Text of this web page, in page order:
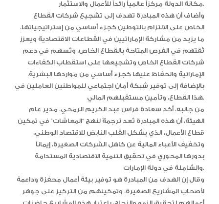
مكانة الدولة مركزاً عالمياً رائداً للأعمال والاستثمار.
وأضاف أن هذه المبادرة تهدف إلى تشجيع شركات القطاع
الخاص على الالتزام بالتوطين كجزء أساسي من إستراتيجياتها،
ما يزيد من مشاركة الإماراتيين في القطاعات الاقتصادية ويعزز
ثقتهم في الفرص المتاحة بالقطاع الخاص، وتُسهم في دعم
شركات القطاع الخاص وتشجيعها على استقطاب الكفاءات
الإماراتية والحفاظ عليها كجزء أساسي من مواردها البشرية،
بالإضافة إلى توفير شبكة أمان اجتماعي للمواطنين العاملين في
هذا القطاع، وتأمين مستقبلهم المالي.
من جانبه، أكد سعادة فراس عبد الكريم الرمحي، مدير عام
الهيئة، أن هذه المبادرة تُعد ترجمةً لنهج “المعاشات” في تمكين
قطاع الأعمال، الذي يشكل القلب النابض للاقتصاد الوطني،
وتخفيف الأعباء المالية عن كاهل الشركات الصغيرة، إيماناً
بدورها المحوري في تحقيق التنمية الاقتصادية المستدامة
والشاملة في دولة الإمارات.
وقال إن الهدف من المبادرة هو توفير بيئة أعمال محفزة وداعمة
لأصحاب المشاريع الصغيرة، وتمكينهم من التركيز على جوهر